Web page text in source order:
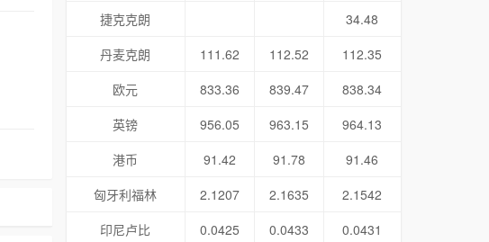
捷克克朗
34.48
丹麦克朗
111.62 112.52
112.35
欧元
833.36 839.47
838.34
英镑
956.05 963.15
964.13
港币
91.42 91.78
91.46
匈牙利福林
2.1207 2.1635
2.1542
印尼卢比
0.0425 0.0433
0.0431